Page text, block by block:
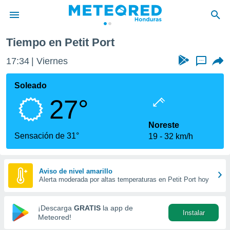
de
ha sido
calidad.
a este
las
y
forma
digital
basada
Tiempo en Petit Port
17:34 Viernes ...
Soleado
27°
Sensación de 31°
Noreste
19
32 km/h
Aviso de nivel amarillo
Alerta moderada por altas temperaturas en Petit Port hoy
¡Descarga GRATIS la app de
Meteored!
Instalar